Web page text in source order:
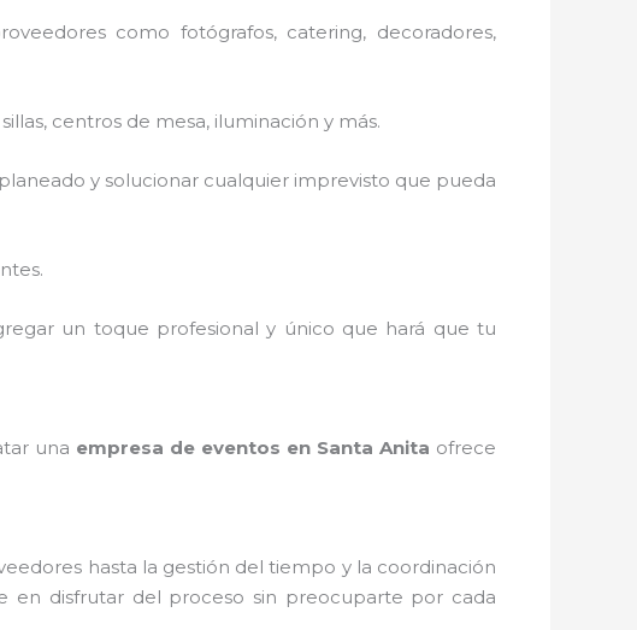
como fotógrafos, catering, decoradores,
centros de mesa, iluminación y más.
y solucionar cualquier imprevisto que pueda
un toque profesional y único que hará que tu
una empresa de eventos en Santa Anita ofrece
hasta la gestión del tiempo y la coordinación
en disfrutar del proceso sin preocuparte por cada